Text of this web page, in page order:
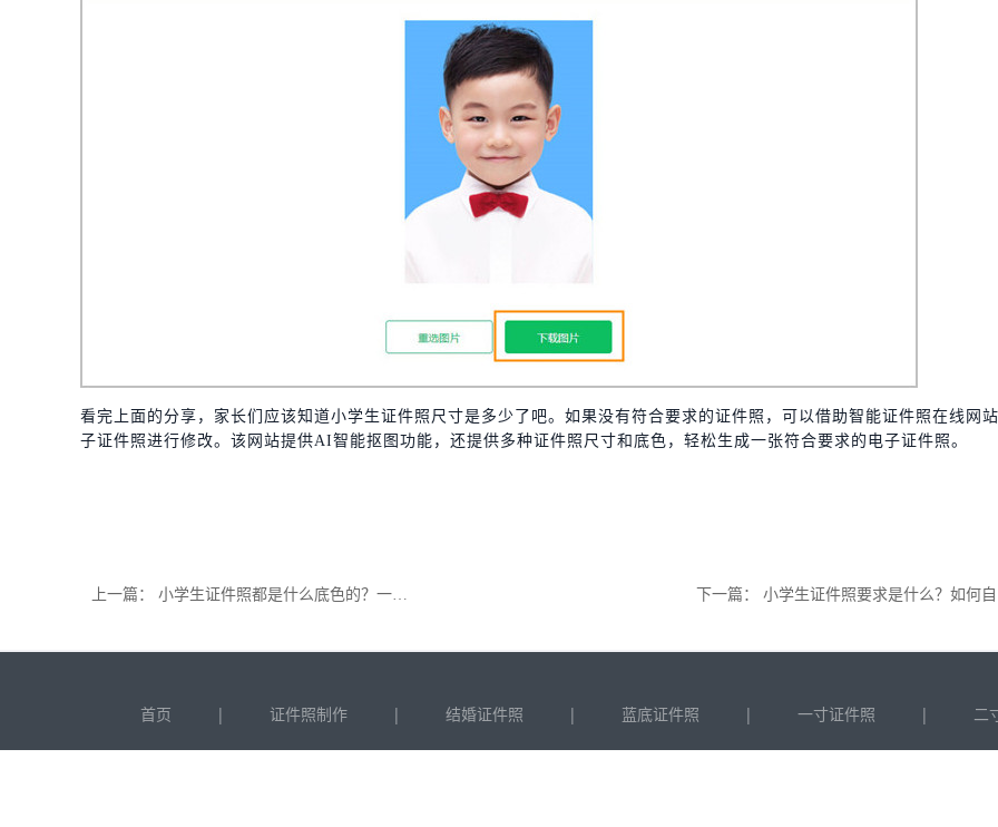
看完上面的分享，家长们应该知道小学生证件照尺寸是多少了吧。如果没有符合要求的证件照，可以借助智能证件照在线网
子证件照进行修改。该网站提供AI智能抠图功能，还提供多种证件照尺寸和底色，轻松生成一张符合要求的电子证件照。
上一篇： 小学生证件照都是什么底色的？一键更换证件照底色 下一篇： 小学生证件照要求是什么？如何自制电子证件照
首页 | 证件照制作 | 结婚证件照 | 蓝底证件照 | 一寸证件照 | 二